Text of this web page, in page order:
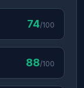
74/100
88/100